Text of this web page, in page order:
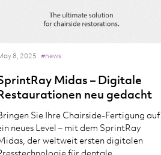
8, 2025 #news
Midas – Digitale
neu gedacht
Sie Ihre Chairside-Fertigung auf
neues Level – mit dem SprintRay
der weltweit ersten digitalen
für dentale